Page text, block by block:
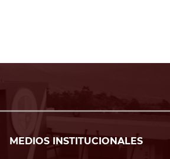
MEDIOS INSTITUCIONALES